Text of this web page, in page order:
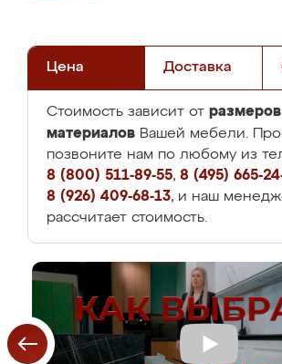
Цена Доставка
Стоимость зависит от
материалов Вашей мебели.
позвоните нам по любому из
8 (800) 511-89-55, 8 (495) 665-
8 (926) 409-68-13, и наш
рассчитает стоимость.